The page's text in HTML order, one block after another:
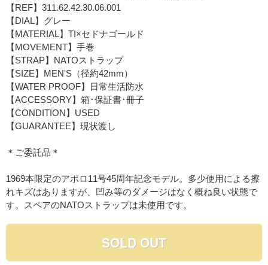
【REF】311.62.42.30.06.001
【DIAL】グレー
【MATERIAL】TI×セドナゴールド
【MOVEMENT】手巻
【STRAP】NATOストラップ
【SIZE】MEN'S（径約42mm）
【WATER PROOF】日常生活防水
【ACCESSORY】箱･保証書･冊子
【CONDITION】USED
【GUARANTEE】現状渡し
＊ご委託品＊
1969本限定のアポロ11号45周年記念モデル。多少使用による擦
れキズはありますが、凹み等のダメージはなく概ね良い状態で
す。スペアのNATOストラップは未使用です。
SOLD OUT